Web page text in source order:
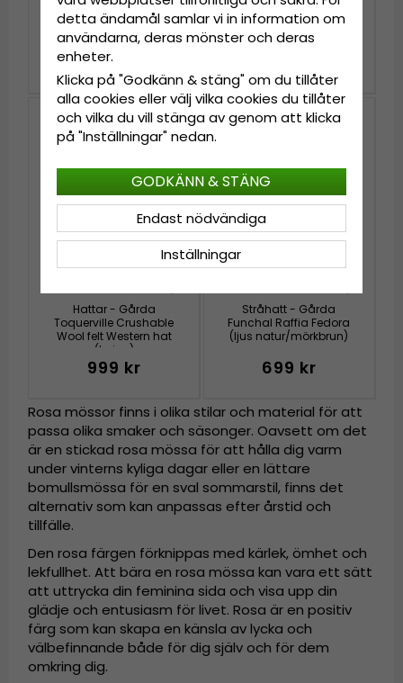
Hattar - Gårda
Manzanillo Cowboy
(mörk natur)
399 kr
Hattar - Gårda Arese
Seagrass Fedora
(natur)
Hattar - Gårda
Toquerville Crushable
Wool felt Western hat
(beige)
999 kr
Nyhet
Stråhatt - Gårda
Funchal Raffia Fedora
(ljus natur/mörkbrun)
699 kr
Rosa mössor finns i olika stilar och material för att
passa olika smaker och säsonger. Oavsett om det
är en stickad rosa mössa för att hålla dig varm
under vinterns kyliga dagar eller en lättare
bomullsmössa för en sval sommarstil, finns det
alternativ som kan anpassas efter årstid och
tillfälle.
Den rosa färgen förknippas med kärlek, ömhet och
lekfullhet. Att bära en rosa mössa kan vara ett sätt
att uttrycka din feminina sida och visa upp din
glädje och entusiasm för livet. Rosa är en positiv
färg som kan skapa en känsla av lycka och
välbefinnande både för dig själv och för dem
omkring dig.
detta ändamål samlar vi in information om
användarna, deras mönster och deras
enheter.
Klicka på "Godkänn & stäng" om du tillåter
alla cookies eller välj vilka cookies du tillåter
och vilka du vill stänga av genom att klicka
på "Inställningar" nedan.
Inställningar
Endast nödvändiga
GODKÄNN & STÄNG